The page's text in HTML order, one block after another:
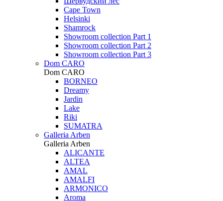
Cape Town
Helsinki
Shamrock
Showroom collection Part 1
Showroom collection Part 2
Showroom collection Part 3
Dom CARO
Dom CARO
BORNEO
Dreamy
Jardin
Lake
Riki
SUMATRA
Galleria Arben
Galleria Arben
ALICANTE
ALTEA
AMAL
AMALFI
ARMONICO
Aroma